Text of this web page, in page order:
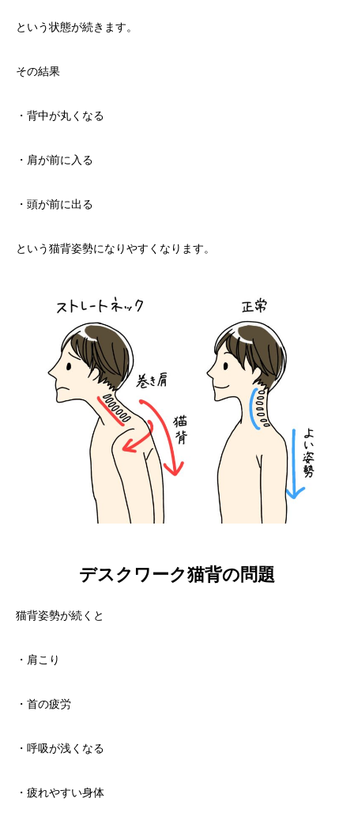
という状態が続きます。
その結果
・背中が丸くなる
・肩が前に入る
・頭が前に出る
という猫背姿勢になりやすくなります。
デスクワーク猫背の問題
猫背姿勢が続くと
・肩こり
・首の疲労
・呼吸が浅くなる
・疲れやすい身体